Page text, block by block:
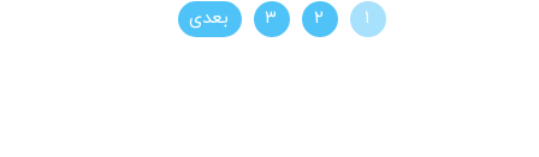
۱ ۲ ۳ بعدی